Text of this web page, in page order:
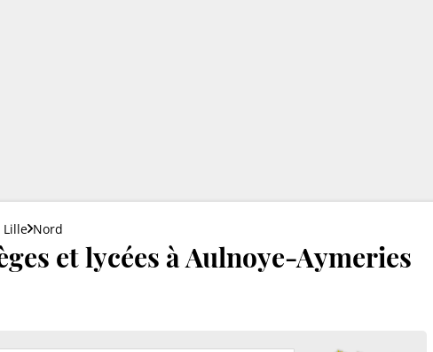
Lille Nord
et lycées à Aulnoye-Aymeries